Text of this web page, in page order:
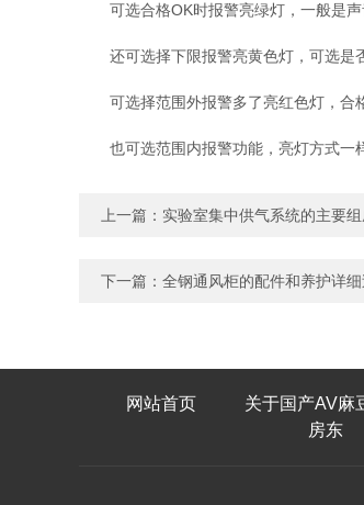
可选合格OK时报警亮绿灯，一般是声
还可选择下限报警亮黄色灯，可选是否
可选择范围外报警多了亮红色灯，合格
也可选范围内报警功能，亮灯方式一样
上一篇： 实验室集中供气系统的主要
下一篇： 全钢通风柜的配件和养护详
网站首页
关于国产AV麻
房东